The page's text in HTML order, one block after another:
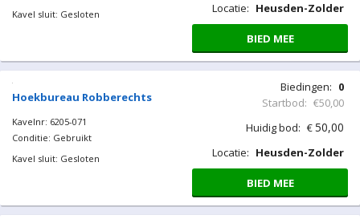
Kavel sluit: Gesloten
Locatie: Heusden-Zolder
BIED MEE
Hoekbureau Robberechts
Kavelnr: 6205-071
Conditie: Gebruikt
Kavel sluit: Gesloten
Biedingen: 0
Startbod: €50,00
Huidig bod: €50,00
Locatie: Heusden-Zolder
BIED MEE